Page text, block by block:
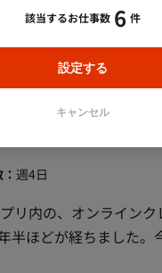
レーンゲームのバ
週4日
リ内の、オンラインク
半ほどが経ちました。
ニア：3名 ・カスタ
該当するお仕事数 6 件
設定する
キャンセル